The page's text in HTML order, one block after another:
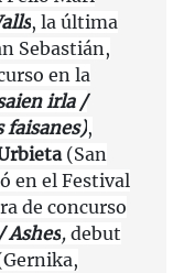
, la última
Sebastián,
en la
irla /
faisanes),
(San
en el Festival
de concurso
Ashes, debut